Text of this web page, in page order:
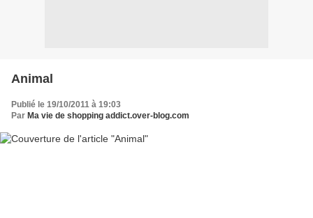
Animal
Publié le 19/10/2011 à 19:03
Par Ma vie de shopping addict.over-blog.com